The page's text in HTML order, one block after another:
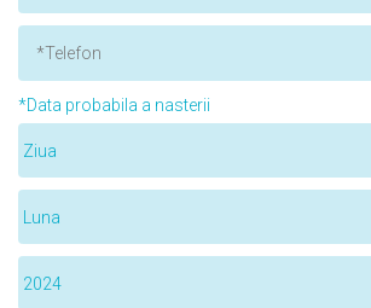
*Data probabila a nasterii